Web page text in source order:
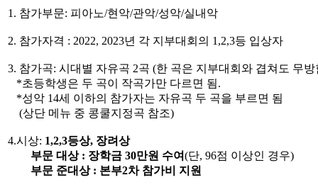
1. 참가부문: 피아노/현악/관악/성악/실내악
2. 참가자격 : 2022, 2023년 각 지부대회의 1,2,3등 입상자
3. 참가곡: 시대별 자유곡 2곡 (한 곡은 지부대회와 겹쳐도 무방
*초등학생은 두 곡이 작곡가만 다르면 됨.
*성악 14세 이하의 참가자는 자유곡 두 곡을 부르면 됨
(상단 메뉴 중 콩쿨지정곡 참조)
4.시상: 1,2,3등상, 장려상
부문 대상 : 장학금 30만원 수여(단, 96점 이상인 경우)
부문 준대상 : 본부2차 참가비 지원